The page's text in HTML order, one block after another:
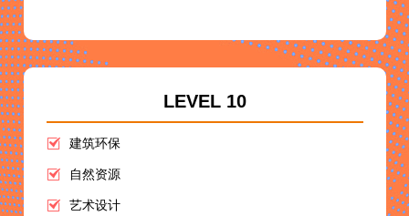
LEVEL 10
建筑环保
自然资源
艺术设计